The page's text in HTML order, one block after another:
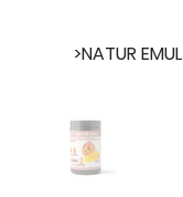
>NATUR EMUL